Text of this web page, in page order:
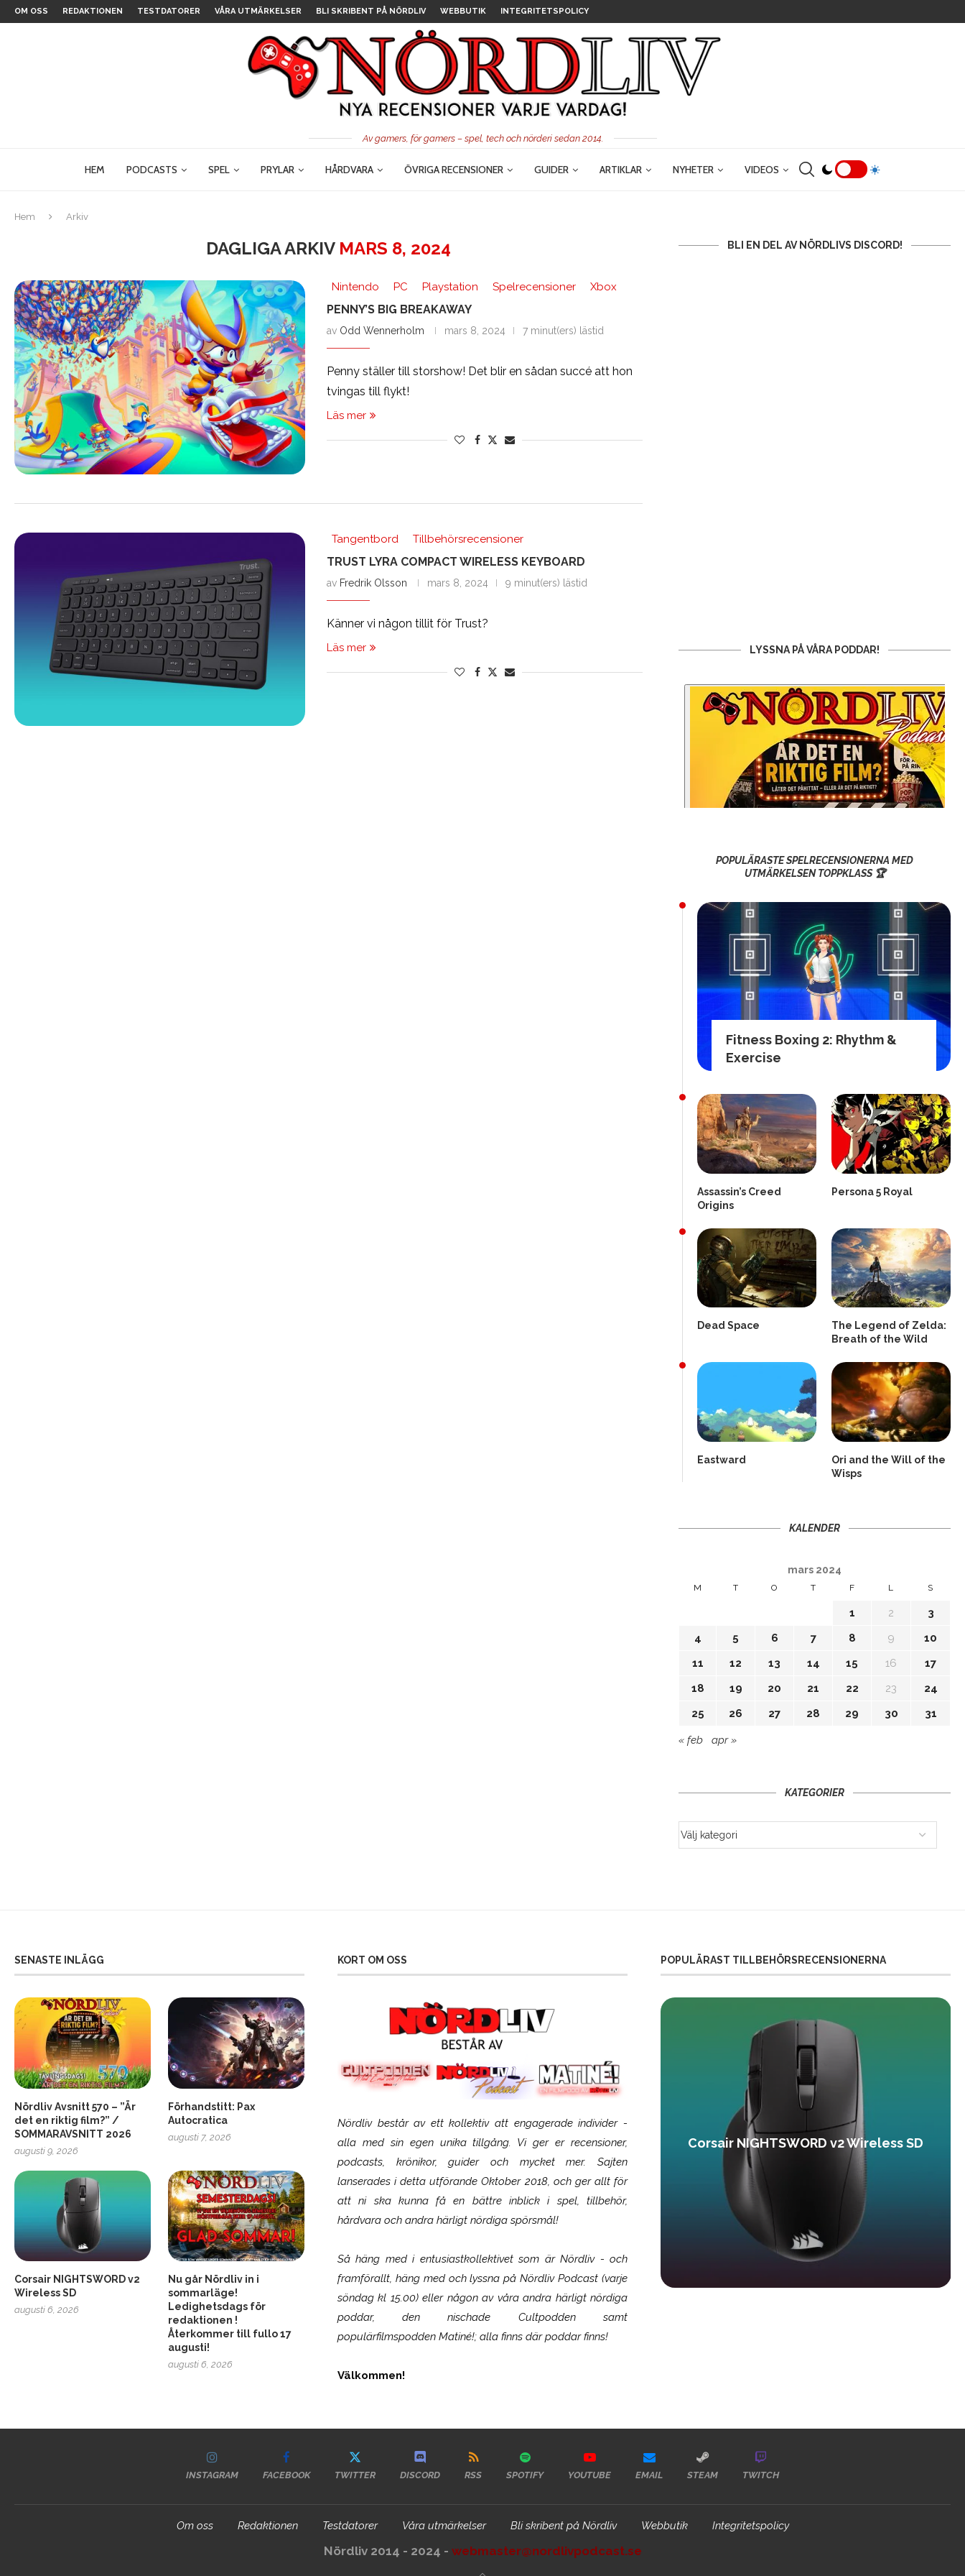
OM OSS REDAKTIONEN TESTDATORER VÅRA UTMÄRKELSER BLI SKRIBENT PÅ NÖRDLIV WEBBUTIK INTEGRITETSPOLICY
Av gamers, för gamers – spel, tech och nörderi sedan 2014.
HEM PODCASTS SPEL PRYLAR HÅRDVARA ÖVRIGA RECENSIONER GUIDER ARTIKLAR NYHETER VIDEOS
Hem Arkiv
DAGLIGA ARKIV MARS 8, 2024
Nintendo PC Playstation Spelrecensioner Xbox
PENNY’S BIG BREAKAWAY
av Odd Wennerholm mars 8, 2024 7 minut(ers) lästid
Penny ställer till storshow! Det blir en sådan succé att hon
tvingas till flykt!
Läs mer
Tangentbord Tillbehörsrecensioner
TRUST LYRA COMPACT WIRELESS KEYBOARD
av Fredrik Olsson mars 8, 2024 9 minut(ers) lästid
Känner vi någon tillit för Trust?
Läs mer
BLI EN DEL AV NÖRDLIVS DISCORD!
LYSSNA PÅ VÅRA PODDAR!
POPULÄRASTE SPELRECENSIONERNA MED
UTMÄRKELSEN TOPPKLASS 🏆
Fitness Boxing 2: Rhythm &
Exercise
Assassin’s Creed
Origins
Persona 5 Royal
Dead Space
The Legend of Zelda:
Breath of the Wild
Eastward
Ori and the Will of the
Wisps
KALENDER
mars 2024
M T O T F L S
1 2
3
4
5 6 7 8 9
10
11
12 13 14 15 16
17
18
19 20 21 22 23
24
25
26 27 28 29 30 31
« feb apr »
KATEGORIER
SENASTE INLÄGG
Nördliv Avsnitt 570 – ”Är
det en riktig film?” /
SOMMARAVSNITT 2026
augusti 9, 2026
Förhandstitt: Pax
Autocratica
augusti 7, 2026
Corsair NIGHTSWORD v2
Wireless SD
augusti 6, 2026
Nu går Nördliv in i
sommarläge!
Ledighetsdags för
redaktionen !
Återkommer till fullo 17
augusti!
augusti 6, 2026
KORT OM OSS
Nördliv består av ett kollektiv att engagerade individer -
alla med sin egen unika tillgång. Vi ger er recensioner,
podcasts, krönikor, guider och mycket mer. Sajten
lanserades i detta utförande Oktober 2018, och ger allt för
att ni ska kunna få en bättre inblick i spel, tillbehör,
hårdvara och andra härligt nördiga spörsmål!
Så häng med i entusiastkollektivet som ärNördliv- och
framförallt, häng med och lyssna på Nördliv Podcast (varje
söndag kl 15.00) eller någon av våra andra härligt nördiga
poddar, den nischade Cultpodden samt
populärfilmspodden Matiné!; alla finns där poddar finns!
Välkommen!
POPULÄRAST TILLBEHÖRSRECENSIONERNA
Soundcore Liberty 5 Pro SCUF Gaming Omega Corsair NIGHTSWORD v2 Wireless SD
INSTAGRAM FACEBOOK TWITTER DISCORD RSS SPOTIFY YOUTUBE EMAIL STEAM TWITCH
Om oss Redaktionen Testdatorer Våra utmärkelser Bli skribent på Nördliv Webbutik Integritetspolicy
Nördliv 2014 - 2024 - webmaster@nordlivpodcast.se